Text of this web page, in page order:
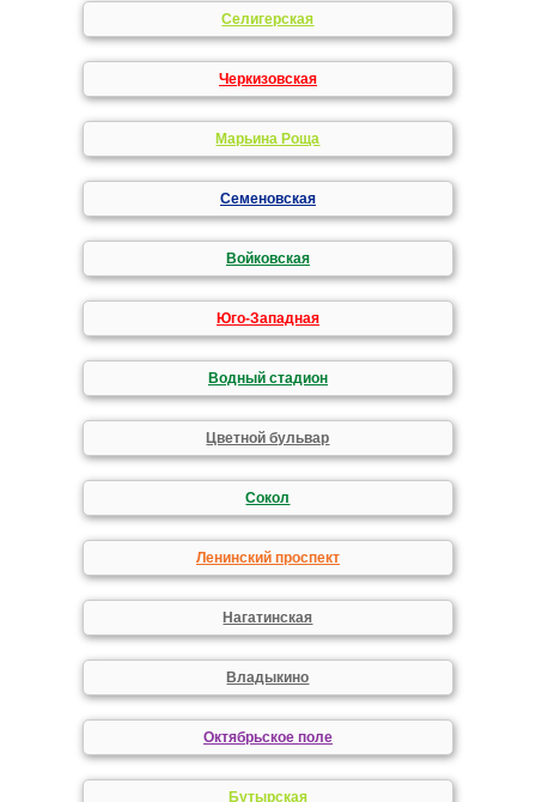
Селигерская
Черкизовская
Марьина Роща
Семеновская
Войковская
Юго-Западная
Водный стадион
Цветной бульвар
Сокол
Ленинский проспект
Нагатинская
Владыкино
Октябрьское поле
Бутырская